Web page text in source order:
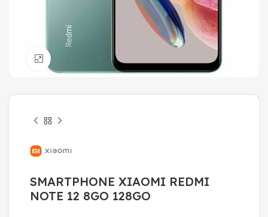
SMARTPHONE XIAOMI REDMI
NOTE 12 8GO 128GO